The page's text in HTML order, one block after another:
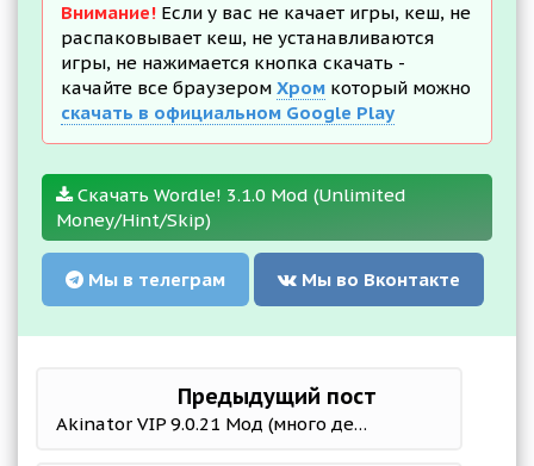
Внимание! Если у вас не качает игры, кеш, не
распаковывает кеш, не устанавливаются
игры, не нажимается кнопка скачать -
качайте все браузером Хром который можно
скачать в официальном Google Play
Скачать Wordle! 3.1.0 Mod (Unlimited
Money/Hint/Skip)
Мы в телеграм Мы во Вконтакте
Предыдущий пост
Akinator VIP 9.0.21 Мод (много денег)